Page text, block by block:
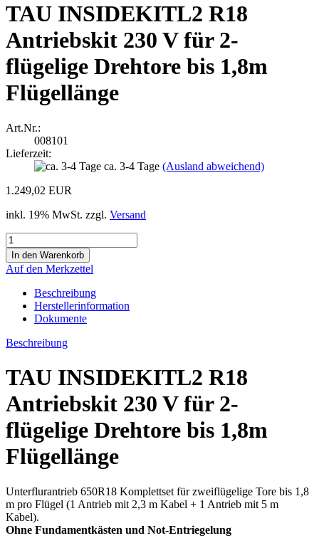
TAU INSIDEKITL2 R18
Antriebskit 230 V für 2-
flügelige Drehtore bis 1,8m
Flügellänge
Art.Nr.:
008101
Lieferzeit:
ca. 3-4 Tage (Ausland abweichend)
1.249,02 EUR
inkl. 19% MwSt. zzgl. Versand
Auf den Merkzettel
Beschreibung
Herstellerinformation
Dokumente
Beschreibung
TAU INSIDEKITL2 R18
Antriebskit 230 V für 2-
flügelige Drehtore bis 1,8m
Flügellänge
Unterflurantrieb 650R18 Komplettset für zweiflügelige Tore bis 1,8
m pro Flügel (1 Antrieb mit 2,3 m Kabel + 1 Antrieb mit 5 m
Kabel).
Ohne Fundamentkästen und Not-Entriegelung